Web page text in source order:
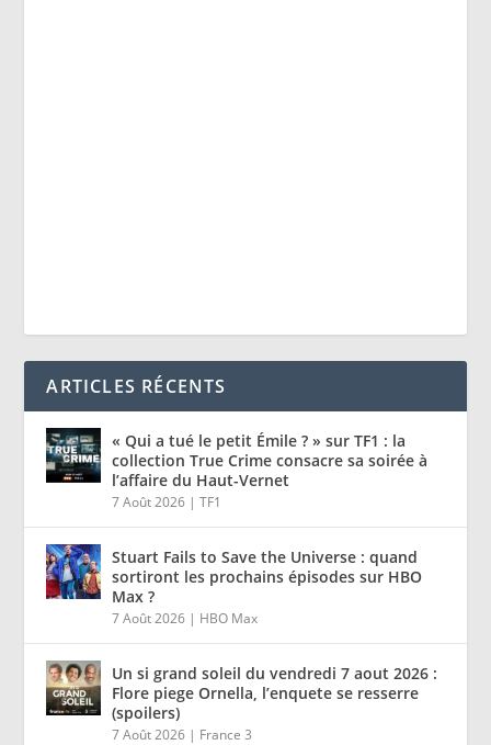
ARTICLES RÉCENTS
« Qui a tué le petit Émile ? » sur TF1 : la
collection True Crime consacre sa soirée à
l’affaire du Haut-Vernet
7 Août 2026 |TF1
Stuart Fails to Save the Universe : quand
sortiront les prochains épisodes sur HBO
Max ?
7 Août 2026 | HBO Max
Un si grand soleil du vendredi 7 aout 2026 :
Flore piege Ornella, l’enquete se resserre
(spoilers)
7 Août 2026 | France 3